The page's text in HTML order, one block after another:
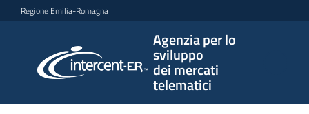
Vai al contenuto
Vai alla navigazione
Vai al footer
Regione Emilia-Romagna
Agenzia per lo
sviluppo
dei mercati
telematici
per lo
sviluppo